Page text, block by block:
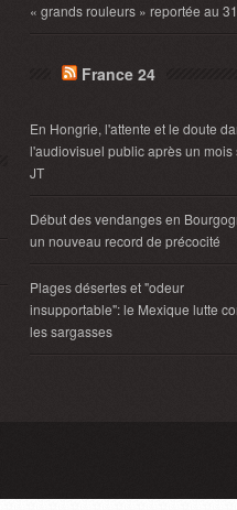
« grands rouleurs » reportée au
France 24
En Hongrie, l'attente et le doute
l'audiovisuel public après un mois
JT
Début des vendanges en
un nouveau record de précocité
Plages désertes et "odeur
insupportable": le Mexique lutte
les sargasses